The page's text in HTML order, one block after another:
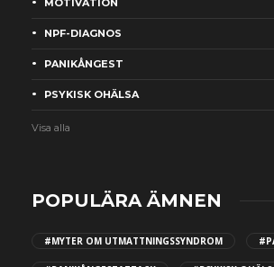
MOTIVATION
NPF-DIAGNOS
PANIKÅNGEST
PSYKISK OHÄLSA
Visa alla
POPULÄRA ÄMNEN
#MYTER OM UTMATTNINGSSYNDROM